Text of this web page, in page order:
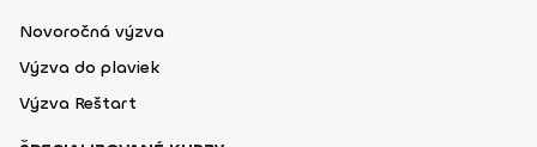
Novoročná výzva
Výzva do plaviek
Výzva Reštart